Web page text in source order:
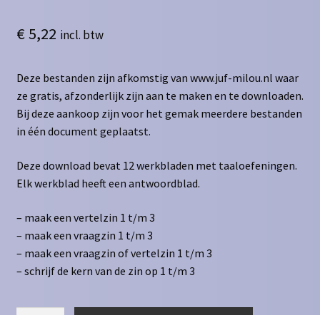
€5,22 incl. btw
Deze bestanden zijn afkomstig van www.juf-milou.nl waar
ze gratis, afzonderlijk zijn aan te maken en te downloaden.
Bij deze aankoop zijn voor het gemak meerdere bestanden
in één document geplaatst.
Deze download bevat 12 werkbladen met taaloefeningen.
Elk werkblad heeft een antwoordblad.
– maak een vertelzin 1 t/m 3
– maak een vraagzin 1 t/m 3
– maak een vraagzin of vertelzin 1 t/m 3
– schrijf de kern van de zin op 1 t/m 3